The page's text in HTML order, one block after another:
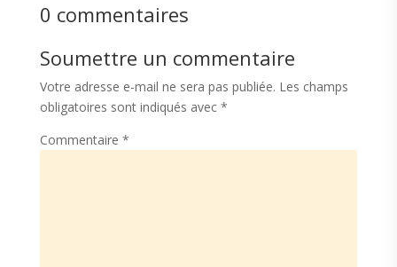
0 commentaires
Soumettre un commentaire
Votre adresse e-mail ne sera pas publiée. Les champs
obligatoires sont indiqués avec *
Commentaire *